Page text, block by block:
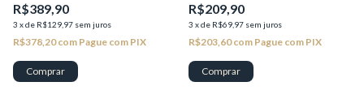
R$389,90
3 xde R$129,97 sem juros
R$378,20com Pague com PIX
R$209,90
3 xde R$69,97 sem juros
R$203,60com Pague com PIX